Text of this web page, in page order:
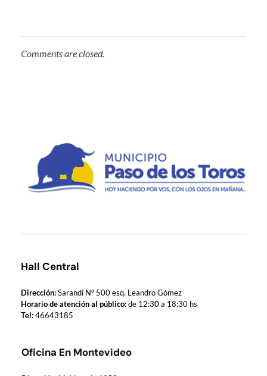
Comments are closed.
Hall Central
Dirección:Sarandí Nº 500 esq. Leandro Gómez
Horario de atención al público:de 12:30 a 18:30 hs
Tel:46643185
Oficina En Montevideo